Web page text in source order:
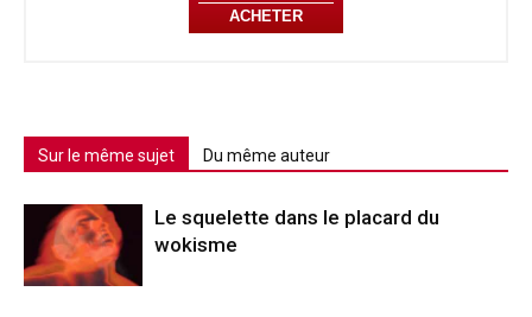
ACHETER
Sur le même sujet Du même auteur
Le squelette dans le placard du
wokisme